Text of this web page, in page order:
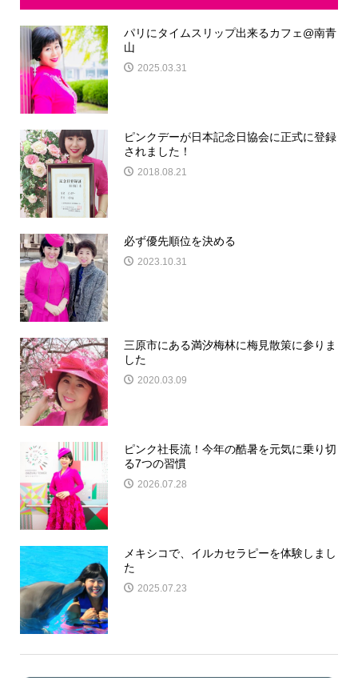
パリにタイムスリップ出来るカフェ@南青
山
2025.03.31
ピンクデーが日本記念日協会に正式に登録
されました！
2018.08.21
必ず優先順位を決める
2023.10.31
三原市にある満汐梅林に梅見散策に参りま
した
2020.03.09
ピンク社長流！今年の酷暑を元気に乗り切
る7つの習慣
2026.07.28
メキシコで、イルカセラピーを体験しまし
た
2025.07.23